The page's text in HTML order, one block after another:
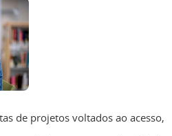
de projetos voltados ao acesso,